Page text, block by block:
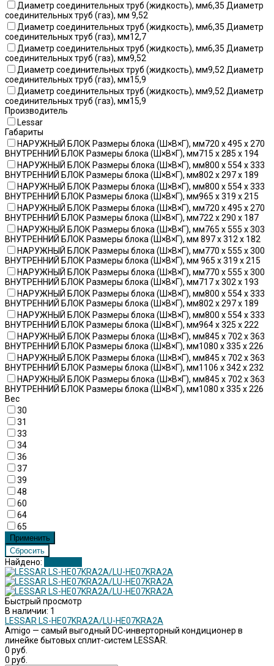
Диаметр соединительных труб (жидкость), мм6,35 Диаметр
соединительных труб (газ), мм 9,52
Диаметр соединительных труб (жидкость), мм6,35 Диаметр
соединительных труб (газ), мм12,7
Диаметр соединительных труб (жидкость), мм6,35 Диаметр
соединительных труб (газ), мм9,52
Диаметр соединительных труб (жидкость), мм9,52 Диаметр
соединительных труб (газ), мм15,9
Диаметр соединительных труб (жидкость), мм9,52 Диаметр
соединительных труб (газ), мм15,9
Производитель
Lessar
Габариты
НАРУЖНЫЙ БЛОК Размеры блока (Ш×В×Г), мм720 x 495 x 270
ВНУТРЕННИЙ БЛОК Размеры блока (Ш×В×Г), мм715 x 285 x 194
НАРУЖНЫЙ БЛОК Размеры блока (Ш×В×Г), мм800 x 554 x 333
ВНУТРЕННИЙ БЛОК Размеры блока (Ш×В×Г), мм802 x 297 x 189
НАРУЖНЫЙ БЛОК Размеры блока (Ш×В×Г), мм800 x 554 x 333
ВНУТРЕННИЙ БЛОК Размеры блока (Ш×В×Г), мм965 x 319 x 215
НАРУЖНЫЙ БЛОК Размеры блока (Ш×В×Г), мм720 x 495 x 270
ВНУТРЕННИЙ БЛОК Размеры блока (Ш×В×Г), мм722 x 290 x 187
НАРУЖНЫЙ БЛОК Размеры блока (Ш×В×Г), мм765 x 555 x 303
ВНУТРЕННИЙ БЛОК Размеры блока (Ш×В×Г), мм 897 x 312 x 182
НАРУЖНЫЙ БЛОК Размеры блока (Ш×В×Г), мм770 x 555 x 300
ВНУТРЕННИЙ БЛОК Размеры блока (Ш×В×Г), мм 965 x 319 x 215
НАРУЖНЫЙ БЛОК Размеры блока (Ш×В×Г), мм770 x 555 x 300
ВНУТРЕННИЙ БЛОК Размеры блока (Ш×В×Г), мм717 x 302 x 193
НАРУЖНЫЙ БЛОК Размеры блока (Ш×В×Г), мм800 x 554 x 333
ВНУТРЕННИЙ БЛОК Размеры блока (Ш×В×Г), мм802 x 297 x 189
НАРУЖНЫЙ БЛОК Размеры блока (Ш×В×Г), мм800 x 554 x 333
ВНУТРЕННИЙ БЛОК Размеры блока (Ш×В×Г), мм964 x 325 x 222
НАРУЖНЫЙ БЛОК Размеры блока (Ш×В×Г), мм845 x 702 x 363
ВНУТРЕННИЙ БЛОК Размеры блока (Ш×В×Г), мм1080 x 335 x 226
НАРУЖНЫЙ БЛОК Размеры блока (Ш×В×Г), мм845 x 702 x 363
ВНУТРЕННИЙ БЛОК Размеры блока (Ш×В×Г), мм1106 x 342 x 232
НАРУЖНЫЙ БЛОК Размеры блока (Ш×В×Г), мм845 x 702 x 363
ВНУТРЕННИЙ БЛОК Размеры блока (Ш×В×Г), мм1080 x 335 x 226
Вес
30
31
33
34
36
37
39
48
60
64
65
Найдено:
Быстрый просмотр
В наличии: 1
LESSAR LS-HE07KRA2A/LU-HE07KRA2A
Amigo — самый выгодный DC-инверторный кондиционер в
линейке бытовых сплит-систем LESSAR.
0 руб.
0 руб.